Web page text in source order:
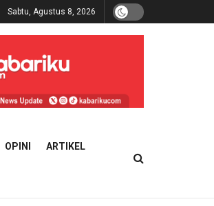
Sabtu, Agustus 8, 2026
OPINI ARTIKEL